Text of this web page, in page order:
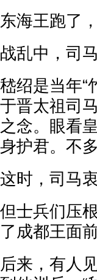
东海王跑了
战乱中，司
嵇绍是当年“
于晋太祖司
之念。眼看
身护君。不
这时，司马
但士兵们压
了成都王面前
后来，有人